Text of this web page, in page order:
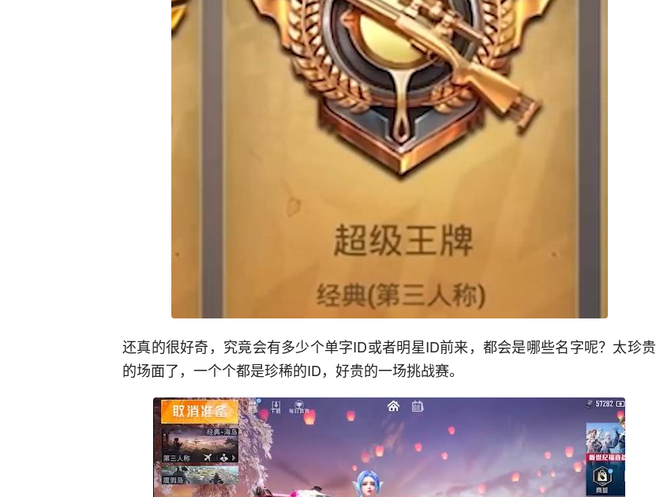
还真的很好奇，究竟会有多少个单字ID或者明星ID前来，都会是哪些名字呢？太珍贵
的场面了，一个个都是珍稀的ID，好贵的一场挑战赛。